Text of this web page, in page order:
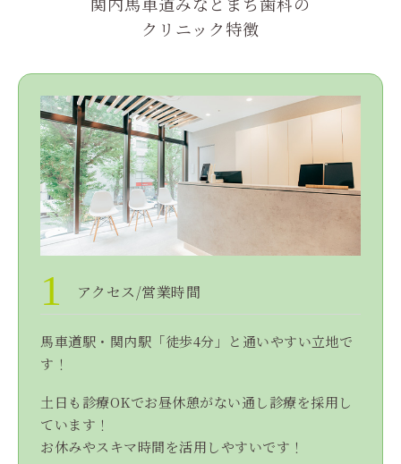
クリニック特徴
1 アクセス/営業時間
馬車道駅・関内駅「徒歩4分」と通いやすい立地で
す！
土日も診療OKでお昼休憩がない通し診療を採用し
ています！
お休みやスキマ時間を活用しやすいです！